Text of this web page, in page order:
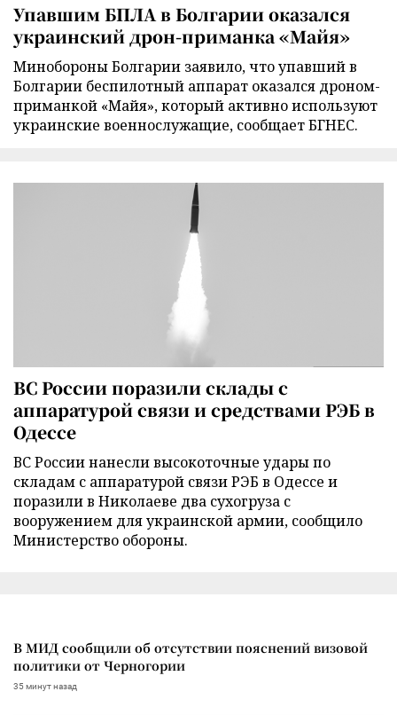
Упавшим БПЛА в Болгарии оказался
украинский дрон-приманка «Майя»
Минобороны Болгарии заявило, что упавший в
Болгарии беспилотный аппарат оказался дроном-
приманкой «Майя», который активно используют
украинские военнослужащие, сообщает БГНЕС.
ВС России поразили склады с
аппаратурой связи и средствами РЭБ в
Одессе
ВС России нанесли высокоточные удары по
складам с аппаратурой связи РЭБ в Одессе и
поразили в Николаеве два сухогруза с
вооружением для украинской армии, сообщило
Министерство обороны.
В МИД сообщили об отсутствии пояснений визовой
политики от Черногории
35 минут назад